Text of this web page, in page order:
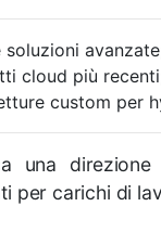
cloud più
custom per
direzione
per carichi di